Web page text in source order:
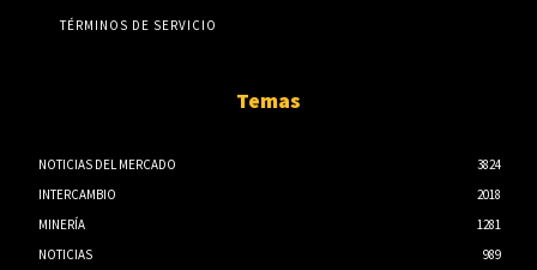
TÉRMINOS DE SERVICIO
Temas
NOTICIAS DEL MERCADO
3824
INTERCAMBIO
2018
MINERÍA
1281
NOTICIAS
989